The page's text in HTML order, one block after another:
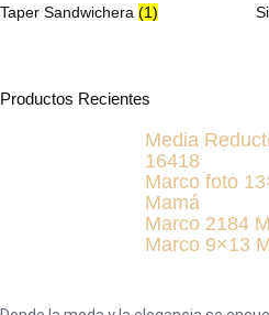
Taper Sandwichera (1)
Productos Recientes
Media
16418
Marco foto
Mamá
Marco 2184
Marco 9×13